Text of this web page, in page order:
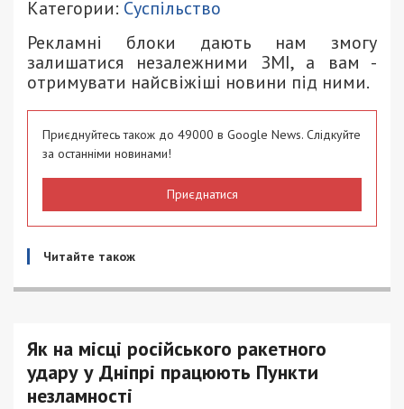
Категории: Суспільство
Рекламні блоки дають нам змогу
залишатися незалежними ЗМІ, а вам -
отримувати найсвіжіші новини під ними.
Приєднуйтесь також до 49000 в Google News. Слідкуйте
за останніми новинами!
Приєднатися
Читайте також
Як на місці російського ракетного
удару у Дніпрі працюють Пункти
незламності